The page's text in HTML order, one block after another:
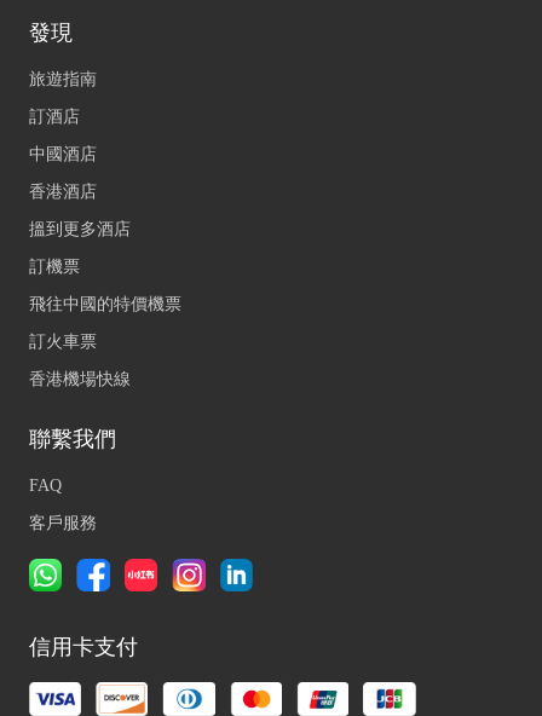
發現
旅遊指南
訂酒店
中國酒店
香港酒店
搵到更多酒店
訂機票
飛往中國的特價機票
訂火車票
香港機場快線
聯繫我們
FAQ
客戶服務
信用卡支付